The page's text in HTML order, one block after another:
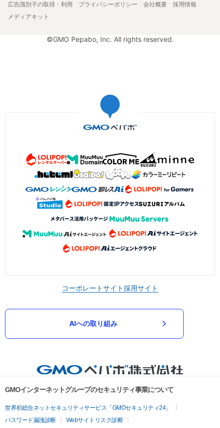
広告識別子の取得・利用
プライバシーポリシー 会社概要
採用情報
メディアキット
©GMO Pepabo, Inc. All rights reserved.
コーポレートサイト採用サイト
AIへの取り組み
GMOインターネットグループのセキュリティ事業について
世界初総合ネットセキュリティサービス「GMOセキュリティ24」
パスワード漏洩診断
Webサイトリスク診断